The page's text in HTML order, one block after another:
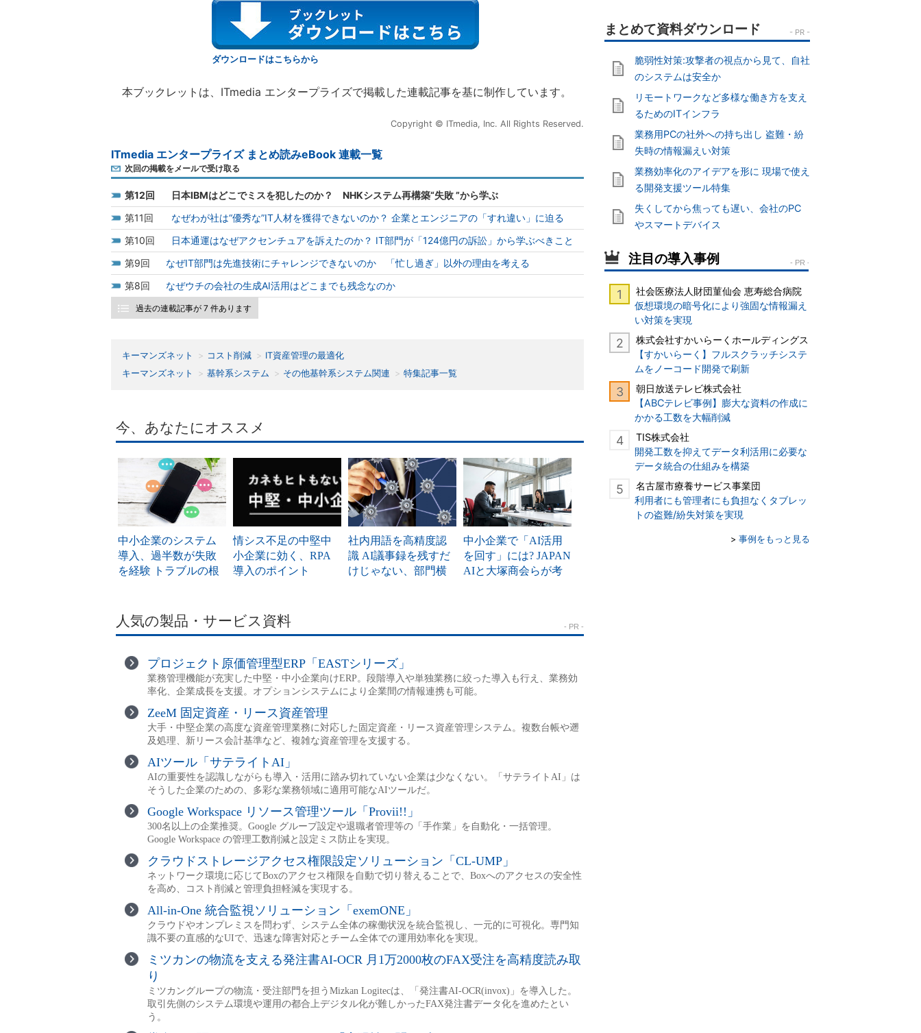
ダウンロードはこちらから
本ブックレットは、ITmedia エンタープライズで掲載した連載記事を基に制作しています。
Copyright © ITmedia, Inc. All Rights Reserved.
ITmedia エンタープライズ まとめ読みeBook 連載一覧
次回の掲載をメールで受け取る
12
日本IBMはどこでミスを犯したのか？ NHKシステム再構築“失敗 ”から学ぶ
11
なぜわが社は“優秀な”IT人材を獲得できないのか？ 企業とエンジニアの「すれ違い」に迫る
10
日本通運はなぜアクセンチュアを訴えたのか？ IT部門が「124億円の訴訟」から学ぶべきこと
9
なぜIT部門は先進技術にチャレンジできないのか 「忙し過ぎ」以外の理由を考える
8
なぜウチの会社の生成AI活用はどこまでも残念なのか
過去の連載記事が 7 件あります
キーマンズネット コスト削減
IT資産管理の最適化
キーマンズネット
基幹系システム その他基幹系システム関連 特集記事一覧
脆弱性対策:攻撃者の視点から見て、自社
のシステムは安全か
リモートワークなど多様な働き方を支え
るためのITインフラ
業務用PCの社外への持ち出し 盗難・紛
失時の情報漏えい対策
業務効率化のアイデアを形に 現場で使え
る開発支援ツール特集
失くしてから焦っても遅い、会社のPC
やスマートデバイス